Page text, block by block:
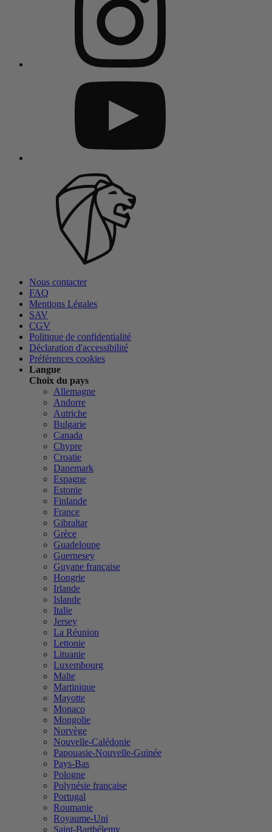
Nous contacter
FAQ
Mentions Légales
SAV
CGV
Politique de confidentialité
Déclaration d'accessibilité
Préférences cookies
Langue
Choix du pays
Allemagne
Andorre
Autriche
Bulgarie
Canada
Chypre
Croatie
Danemark
Espagne
Estonie
Finlande
France
Gibraltar
Grèce
Guadeloupe
Guernesey
Guyane française
Hongrie
Irlande
Islande
Italie
Jersey
La Réunion
Lettonie
Lituanie
Luxembourg
Malte
Martinique
Mayotte
Monaco
Mongolie
Norvège
Nouvelle-Calédonie
Papouasie-Nouvelle-Guinée
Pays-Bas
Pologne
Polynésie française
Portugal
Roumanie
Royaume-Uni
Saint-Barthélemy